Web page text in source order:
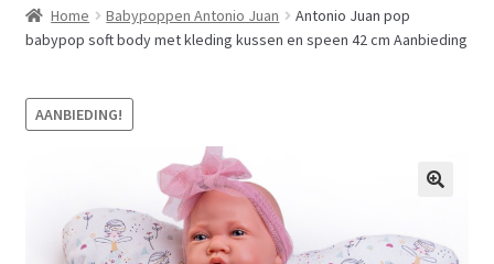
Mijn account
Afrekenen
Home Babypoppen Antonio Juan
Antonio Juan pop
babypop soft body met kleding kussen en speen 42 cm Aanbieding
AANBIEDING!